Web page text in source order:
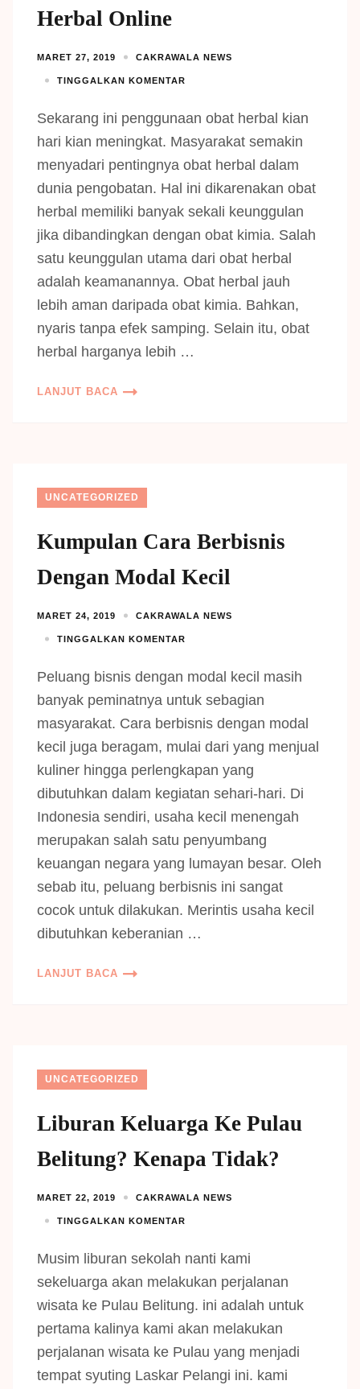
Herbal Online
MARET 27, 2019 CAKRAWALA NEWS
TINGGALKAN KOMENTAR
Sekarang ini penggunaan obat herbal kian
hari kian meningkat. Masyarakat semakin
menyadari pentingnya obat herbal dalam
dunia pengobatan. Hal ini dikarenakan obat
herbal memiliki banyak sekali keunggulan
jika dibandingkan dengan obat kimia. Salah
satu keunggulan utama dari obat herbal
adalah keamanannya. Obat herbal jauh
lebih aman daripada obat kimia. Bahkan,
nyaris tanpa efek samping. Selain itu, obat
herbal harganya lebih …
LANJUT BACA
UNCATEGORIZED
Kumpulan Cara Berbisnis
Dengan Modal Kecil
MARET 24, 2019 CAKRAWALA NEWS
TINGGALKAN KOMENTAR
Peluang bisnis dengan modal kecil masih
banyak peminatnya untuk sebagian
masyarakat. Cara berbisnis dengan modal
kecil juga beragam, mulai dari yang menjual
kuliner hingga perlengkapan yang
dibutuhkan dalam kegiatan sehari-hari. Di
Indonesia sendiri, usaha kecil menengah
merupakan salah satu penyumbang
keuangan negara yang lumayan besar. Oleh
sebab itu, peluang berbisnis ini sangat
cocok untuk dilakukan. Merintis usaha kecil
dibutuhkan keberanian …
LANJUT BACA
UNCATEGORIZED
Liburan Keluarga Ke Pulau
Belitung? Kenapa Tidak?
MARET 22, 2019 CAKRAWALA NEWS
TINGGALKAN KOMENTAR
Musim liburan sekolah nanti kami
sekeluarga akan melakukan perjalanan
wisata ke Pulau Belitung. ini adalah untuk
pertama kalinya kami akan melakukan
perjalanan wisata ke Pulau yang menjadi
tempat syuting Laskar Pelangi ini. kami